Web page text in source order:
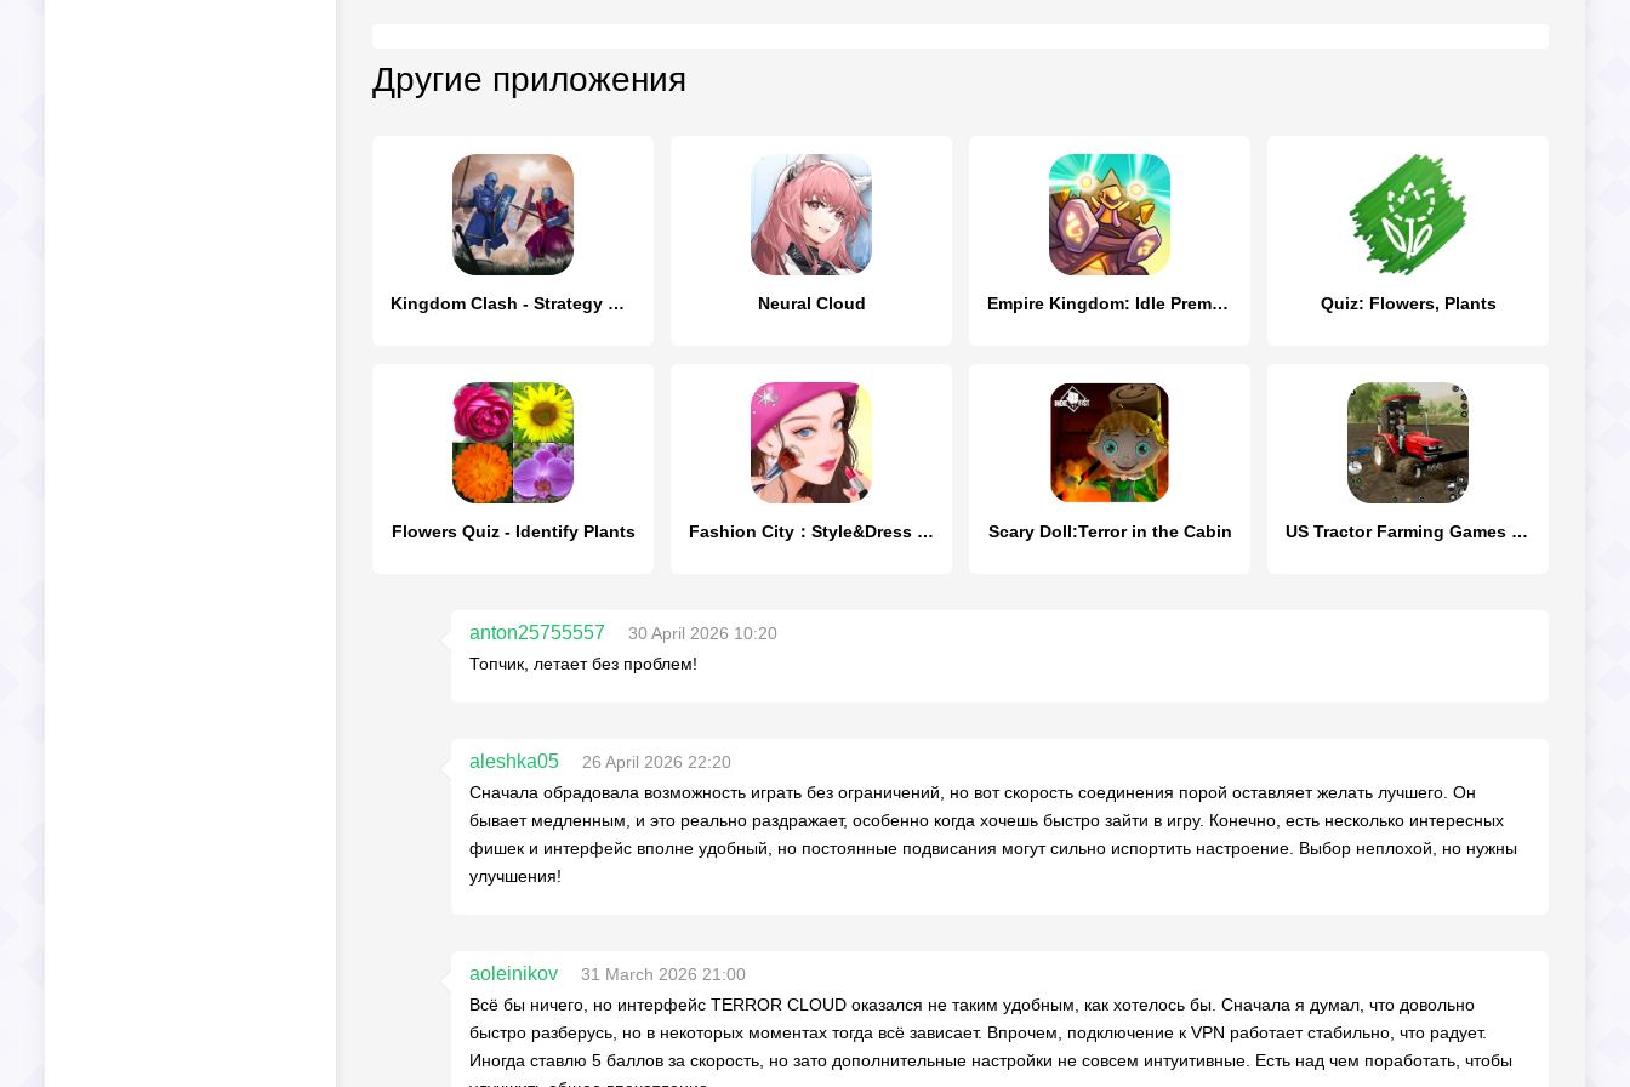
Другие приложения
Kingdom Clash - Strategy Game Neural Cloud Empire Kingdom: Idle Premium Quiz: Flowers, Plants
Flowers Quiz - Identify Plants Fashion City：Style&Dress Up Scary Doll:Terror in the Cabin US Tractor Farming Games 3d
anton25755557
30 April 2026 10:20
Топчик, летает без проблем!
aleshka05
26 April 2026 22:20
Сначала обрадовала возможность играть без ограничений, но вот скорость соединения порой оставляет желать лучшего. Он
бывает медленным, и это реально раздражает, особенно когда хочешь быстро зайти в игру. Конечно, есть несколько интересных
фишек и интерфейс вполне удобный, но постоянные подвисания могут сильно испортить настроение. Выбор неплохой, но нужны
улучшения!
aoleinikov
31 March 2026 21:00
Всё бы ничего, но интерфейс TERROR CLOUD оказался не таким удобным, как хотелось бы. Сначала я думал, что довольно
быстро разберусь, но в некоторых моментах тогда всё зависает. Впрочем, подключение к VPN работает стабильно, что радует.
Иногда ставлю 5 баллов за скорость, но зато дополнительные настройки не совсем интуитивные. Есть над чем поработать, чтобы